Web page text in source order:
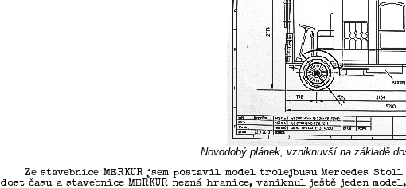
Novodobý plánek, vzniknuvší na základě
Ze stavebnice MERKUR jsem postavil model trolejbusu Mercedes
dost času a stavebnice MERKUR nezná hranice, vzniknul ještě jeden